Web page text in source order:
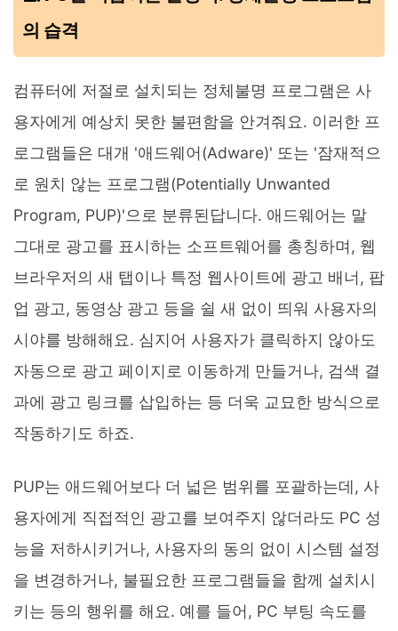
의 습격
컴퓨터에 저절로 설치되는 정체불명 프로그램은 사
용자에게 예상치 못한 불편함을 안겨줘요. 이러한 프
로그램들은 대개 '애드웨어(Adware)' 또는 '잠재적으
로 원치 않는 프로그램(Potentially Unwanted
Program, PUP)'으로 분류된답니다. 애드웨어는 말
그대로 광고를 표시하는 소프트웨어를 총칭하며, 웹
브라우저의 새 탭이나 특정 웹사이트에 광고 배너, 팝
업 광고, 동영상 광고 등을 쉴 새 없이 띄워 사용자의
시야를 방해해요. 심지어 사용자가 클릭하지 않아도
자동으로 광고 페이지로 이동하게 만들거나, 검색 결
과에 광고 링크를 삽입하는 등 더욱 교묘한 방식으로
작동하기도 하죠.
PUP는 애드웨어보다 더 넓은 범위를 포괄하는데, 사
용자에게 직접적인 광고를 보여주지 않더라도 PC 성
능을 저하시키거나, 사용자의 동의 없이 시스템 설정
을 변경하거나, 불필요한 프로그램들을 함께 설치시
키는 등의 행위를 해요. 예를 들어, PC 부팅 속도를